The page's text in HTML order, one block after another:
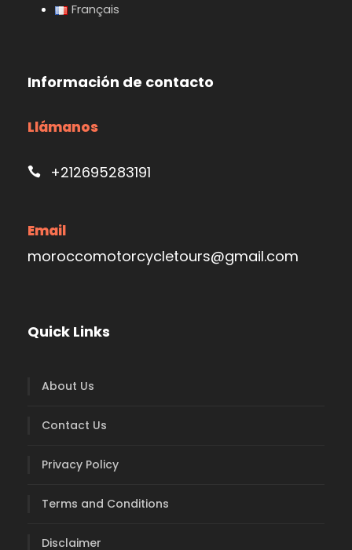
Français
Información de contacto
Llámanos
+212695283191
Email
moroccomotorcycletours@gmail.com
Quick Links
About Us
Contact Us
Privacy Policy
Terms and Conditions
Disclaimer